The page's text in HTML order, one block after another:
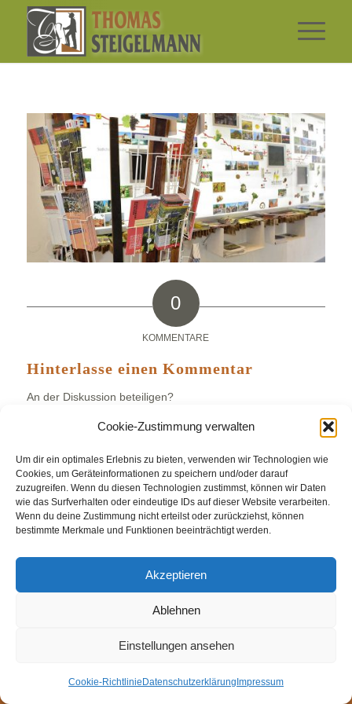
Cookie-Zustimmung verwalten
Um dir ein optimales Erlebnis zu bieten, verwenden wir Technologien wie
Cookies, um Geräteinformationen zu speichern und/oder darauf
zuzugreifen. Wenn du diesen Technologien zustimmst, können wir Daten
wie das Surfverhalten oder eindeutige IDs auf dieser Website verarbeiten.
Wenn du deine Zustimmung nicht erteilst oder zurückziehst, können
bestimmte Merkmale und Funktionen beeinträchtigt werden.
Akzeptieren
Ablehnen
Einstellungen ansehen
Cookie-Richtlinie Datenschutzerklärung Impressum
0
KOMMENTARE
Hinterlasse einen Kommentar
An der Diskussion beteiligen?
abzugeben.
WEINGUT SHOP
TAGEBUCH KONTAKT Impressum Datenschutz